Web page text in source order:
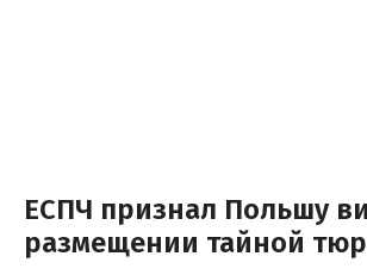
ЕСПЧ признал Польшу
размещении тайной